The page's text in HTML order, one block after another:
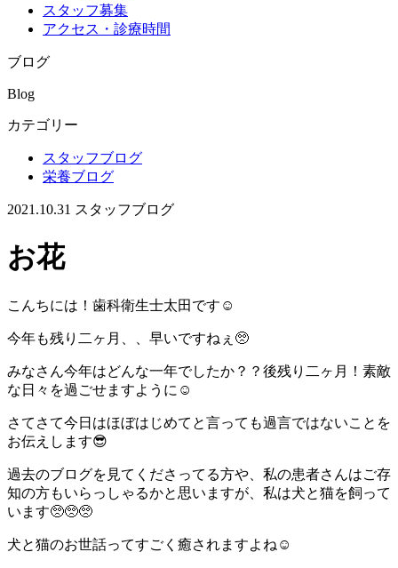
スタッフ募集
アクセス・診療時間
ブログ
Blog
カテゴリー
スタッフブログ
栄養ブログ
2021.10.31 スタッフブログ
お花
こんちには！歯科衛生士太田です☺️
今年も残り二ヶ月、、早いですねぇ🥺
みなさん今年はどんな一年でしたか？？後残り二ヶ月！素敵
な日々を過ごせますように☺️
さてさて今日はほぼはじめてと言っても過言ではないことを
お伝えします😎
過去のブログを見てくださってる方や、私の患者さんはご存
知の方もいらっしゃるかと思いますが、私は犬と猫を飼って
います🥺🥺🥺
犬と猫のお世話ってすごく癒されますよね☺️